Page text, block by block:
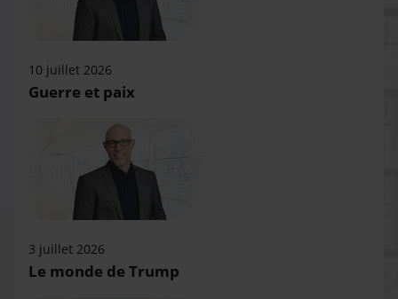
10 juillet 2026
Guerre et paix
3 juillet 2026
Le monde de Trump